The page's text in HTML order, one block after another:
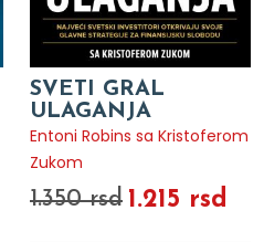
SVETI GRAL
ULAGANJA
Entoni Robins sa Kristoferom
Zukom
1.350 rsd 1.215 rsd